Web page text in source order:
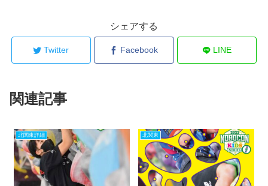
シェアする
Twitter Facebook LINE
関連記事
北関東詳細 北関東